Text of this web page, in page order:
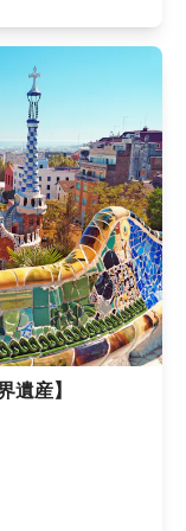
遺産】